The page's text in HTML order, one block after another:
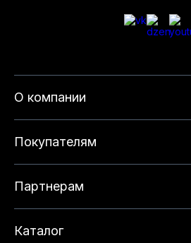
О компании
Покупателям
Партнерам
Каталог